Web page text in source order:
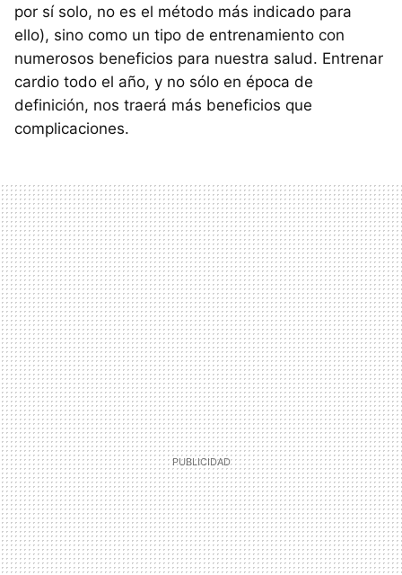
por sí solo, no es el método más indicado para
ello), sino como un tipo de entrenamiento con
numerosos beneficios para nuestra salud. Entrenar
cardio todo el año, y no sólo en época de
definición, nos traerá más beneficios que
complicaciones.